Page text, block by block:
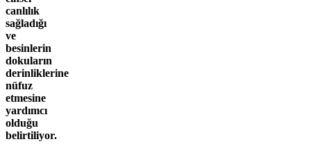
canlılık
sağladığı
ve
besinlerin
dokuların
derinliklerine
nüfuz
etmesine
yardımcı
olduğu
belirtiliyor.